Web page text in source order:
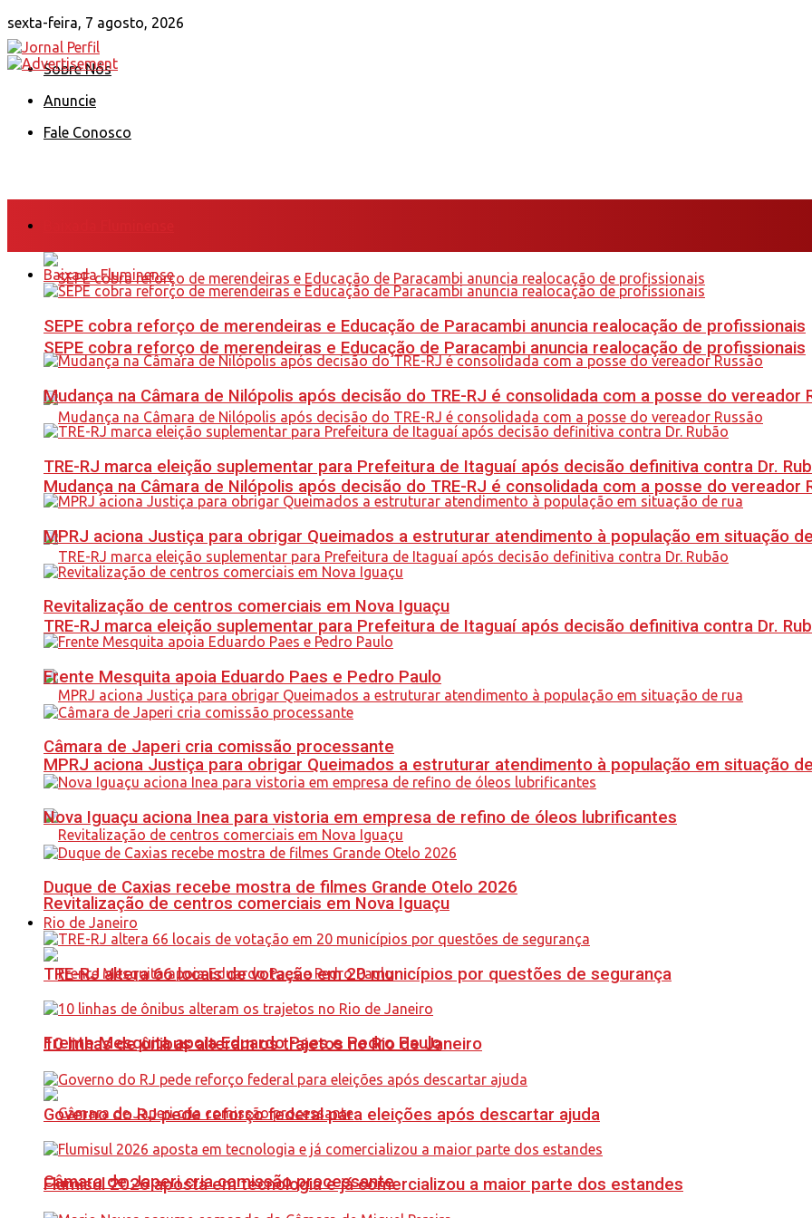
sexta-feira, 7 agosto, 2026
Sobre Nós
Anuncie
Fale Conosco
SEPE cobra reforço de merendeiras e Educação de Paracambi anuncia realocação de profissionais
Mudança na Câmara de Nilópolis após decisão do TRE-RJ é consolidada com a posse do vereador
TRE-RJ marca eleição suplementar para Prefeitura de Itaguaí após decisão definitiva contra Dr.
MPRJ aciona Justiça para obrigar Queimados a estruturar atendimento à população em situação
Revitalização de centros comerciais em Nova Iguaçu
Frente Mesquita apoia Eduardo Paes e Pedro Paulo
Câmara de Japeri cria comissão processante
Baixada Fluminense
SEPE cobra reforço de merendeiras e Educação de Paracambi anuncia realocação de profissionais
Mudança na Câmara de Nilópolis após decisão do TRE-RJ é consolidada com a posse do vereador
TRE-RJ marca eleição suplementar para Prefeitura de Itaguaí após decisão definitiva contra Dr.
MPRJ aciona Justiça para obrigar Queimados a estruturar atendimento à população em situação
Revitalização de centros comerciais em Nova Iguaçu
Frente Mesquita apoia Eduardo Paes e Pedro Paulo
Câmara de Japeri cria comissão processante
Nova Iguaçu aciona Inea para vistoria em empresa de refino de óleos lubrificantes
Duque de Caxias recebe mostra de filmes Grande Otelo 2026
Rio de Janeiro
TRE-RJ altera 66 locais de votação em 20 municípios por questões de segurança
10 linhas de ônibus alteram os trajetos no Rio de Janeiro
Governo do RJ pede reforço federal para eleições após descartar ajuda
Flumisul 2026 aposta em tecnologia e já comercializou a maior parte dos estandes